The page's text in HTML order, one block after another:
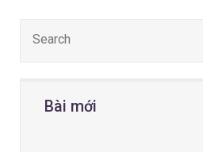
Bài mới